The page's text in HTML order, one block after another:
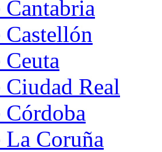
Real
Córdoba
La Coruña